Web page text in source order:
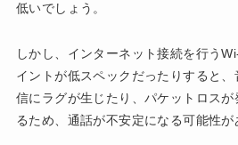
低いでしょう。
しかし、インターネット接続を行う
イントが低スペックだったりすると
信にラグが生じたり、パケットロス
るため、通話が不安定になる可能性が